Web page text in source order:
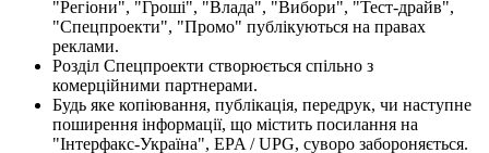
"Регіони", "Гроші", "Влада", "Вибори", "Тест-драйв",
"Спецпроекти", "Промо" публікуються на правах
реклами.
Розділ Спецпроекти створюється спільно з
комерційними партнерами.
Будь яке копіювання, публікація, передрук, чи наступне
поширення інформації, що містить посилання на
"Інтерфакс-Україна", EPA / UPG, суворо забороняється.